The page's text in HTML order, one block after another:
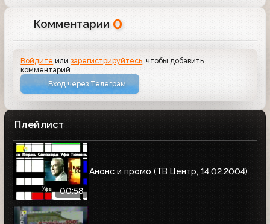
Комментарии 0
Войдите илизарегистрируйтесь , чтобы добавить
комментарий
Вход через Телеграм
Плейлист
00:58
Анонс и промо (ТВ Центр, 14.02.2004)